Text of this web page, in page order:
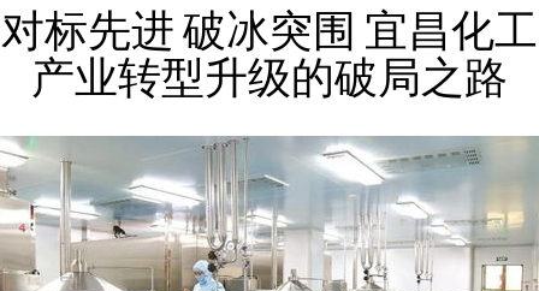
对标先进 破冰突围 宜昌化工
产业转型升级的破局之路